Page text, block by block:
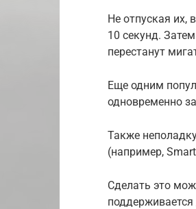
Не отпуская их,
10 секунд.
перестанут
Еще одним
одновременно
Также
(например,
Сделать это